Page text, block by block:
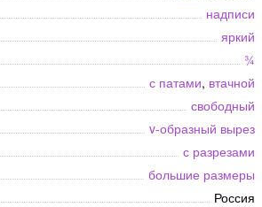
надписи
яркий
¾
с патами, втачной
свободный
v-образный вырез
с разрезами
большие размеры
Россия